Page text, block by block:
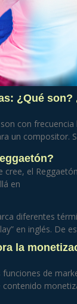
¿Qué son?
con
un compositor.
cree, el
en
diferentes
en inglés. De
la
funciones de
contenido